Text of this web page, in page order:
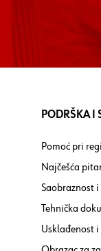
PODRŠKA I
Pomoć pri
Najčešća
Saobraznost
Tehnička
Usklađenost